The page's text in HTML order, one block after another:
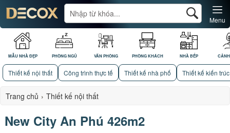
MẪU NHÀ ĐẸP PHÒNG NGỦ VĂN PHÒNG PHÒNG KHÁCH NHÀ BẾP
Menu
Thiết kế nội thất Công trình thực tế Thiết kế nhà phố Thiết kế kiến trúc
Trang chủ › Thiết kế nội thất
New City An Phú 426m2